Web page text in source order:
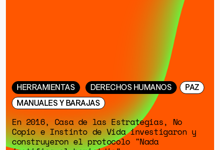
HERRAMIENTAS DERECHOS HUMANOS
PAZ
MANUALES Y BARAJAS
En 2016, Casa de las Estrategias, No
Copio e Instinto de Vida investigaron y
construyeron el protocolo "Nada